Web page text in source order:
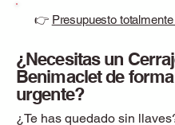
👉 Presupuesto totalmente
¿Necesitas un
Benimaclet de forma
urgente?
¿Te has quedado sin